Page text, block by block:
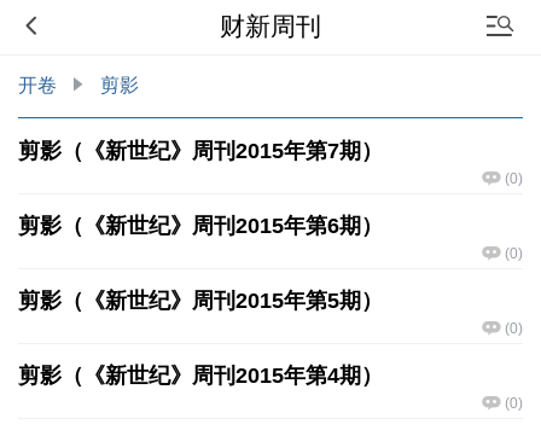
财新周刊
开卷 剪影
剪影（《新世纪》周刊2015年第7期）
(0)
剪影（《新世纪》周刊2015年第6期）
(0)
剪影（《新世纪》周刊2015年第5期）
(0)
剪影（《新世纪》周刊2015年第4期）
(0)